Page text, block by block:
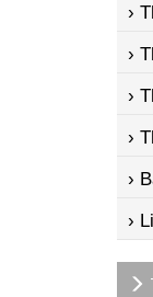
›
›
›
›
›
›